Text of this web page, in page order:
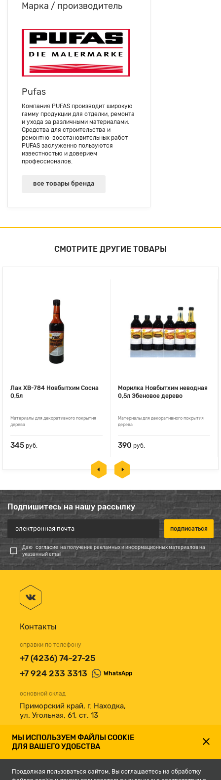
Марка / производитель
Pufas
Компания PUFAS производит широкую
гамму продукции для отделки, ремонта
и ухода за различными материалами.
Средства для строительства и
ремонтно-восстановительных работ
PUFAS заслуженно пользуются
известностью и доверием
профессионалов.
все товары бренда
СМОТРИТЕ ДРУГИЕ ТОВАРЫ
Лак ХВ-784 Новбытхим Сосна
0,5л
Материалы для декоративного покрытия
дерева
345 руб.
Морилка Новбытхим неводная
0,5л Эбеновое дерево
Материалы для декоративного покрытия
дерева
390 руб.
Подпишитесь на нашу рассылку
Даю согласие на получение рекламных и информационных материалов на
указанный email
Контакты
справки по телефону
+7 (4236) 74-27-25
+7 924 233 3313
WhatsApp
основной склад
Приморский край, г. Находка,
ул. Угольная, 61, ст. 13
принимаем к оплате
МЫ ИСПОЛЬЗУЕМ ФАЙЛЫ COOKIE
ДЛЯ ВАШЕГО УДОБСТВА
Продолжая пользоваться сайтом, Вы соглашаетесь на обработку